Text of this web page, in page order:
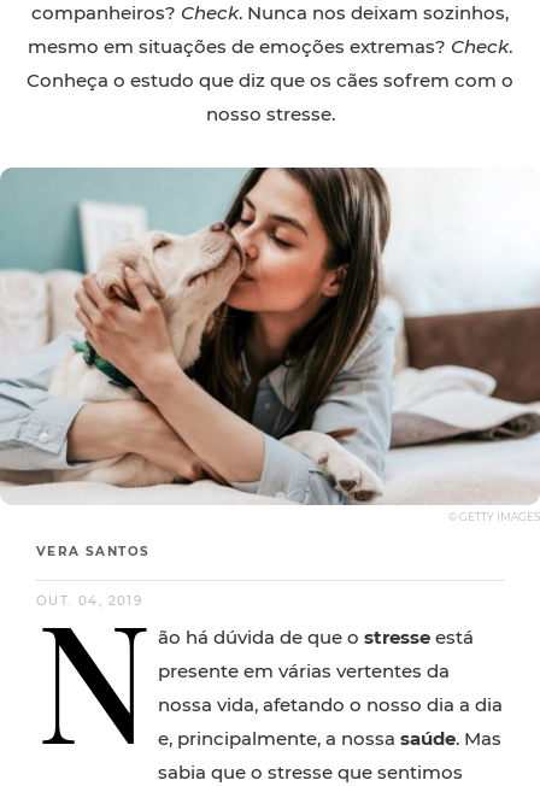
companheiros? Check. Nunca nos deixam sozinhos,
mesmo em situações de emoções extremas? Check.
Conheça o estudo que diz que os cães sofrem com o
nosso stresse.
© GETTY IMAGES
VERA SANTOS
OUT. 04, 2019
N ão há dúvida de que o stresse está
presente em várias vertentes da
nossa vida, afetando o nosso dia a dia
e, principalmente, a nossa saúde. Mas
sabia que o stresse que sentimos